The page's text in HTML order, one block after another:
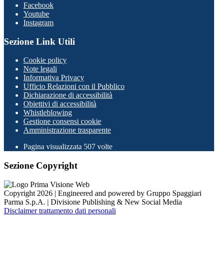
Facebook
Youtube
Instagram
Sezione Link Utili
Cookie policy
Note legali
Informativa Privacy
Ufficio Relazioni con il Pubblico
Dichiarazione di accessibilità
Obiettivi di accessibilità
Whistleblowing
Gestione consensi cookie
Amministrazione trasparente
Pagina visualizzata 507 volte
Sezione Copyright
Copyright 2026 | Engineered and powered by Gruppo Spaggiari
Parma S.p.A. | Divisione Publishing & New Social Media
Disclaimer trattamento dati personali